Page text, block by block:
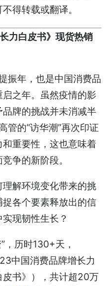
得转载或翻译。
力白皮书》现货热销
振年，也是中国消费品
之年。虽然疫情的影
牌的挑战并未消减半
管的“访华潮”再次印证
重要性，这也意味着
争的新阶段。
解环境变化带来的挑
各个要素释放出的信
现韧性生长？
，历时130+天，
中国消费品牌增长力
书》），共计超20万